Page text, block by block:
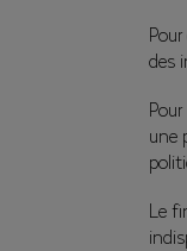
des
une
Le